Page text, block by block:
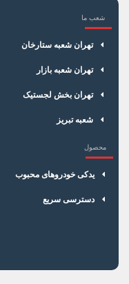
شعب ما
تهران شعبه ستارخان
تهران شعبه بازار
تهران بخش لجستیک
شعبه تبریز
محصول
یدکی خودروهای محبوب
دسترسی سریع
×